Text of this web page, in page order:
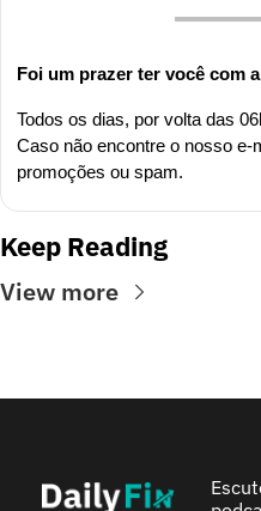
Foi um prazer ter você com
Todos os dias, por volta das
Caso não encontre o nosso
promoções ou spam.
Keep Reading
View more